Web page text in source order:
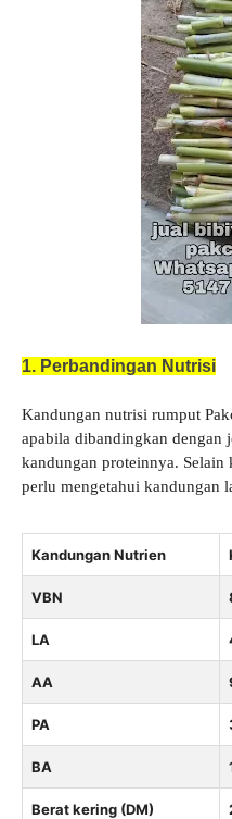
1. Perbandingan Nutrisi
Kandungan nutrisi rumput
apabila dibandingkan dengan
kandungan proteinnya.
perlu mengetahui kandungan
Kandungan Nutrien
VBN
LA
AA
PA
BA
Berat kering (DM)